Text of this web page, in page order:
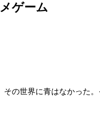
ゲーム
の世界に青はなかった